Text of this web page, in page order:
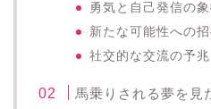
勇気と自己発信の
新たな可能性への
社交的な交流の予兆
馬乗りされる夢を見